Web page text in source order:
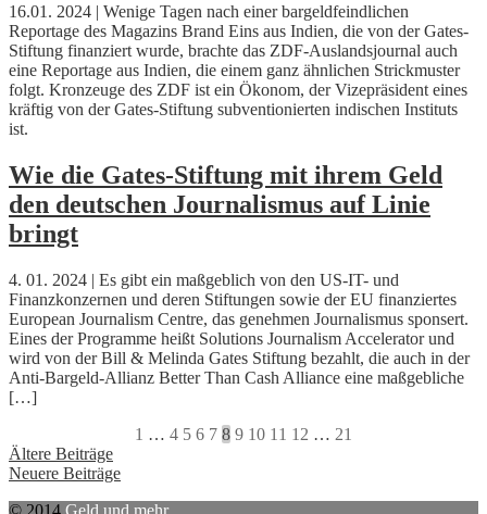
16.01. 2024 | Wenige Tagen nach einer bargeldfeindlichen
Reportage des Magazins Brand Eins aus Indien, die von der Gates-
Stiftung finanziert wurde, brachte das ZDF-Auslandsjournal auch
eine Reportage aus Indien, die einem ganz ähnlichen Strickmuster
folgt. Kronzeuge des ZDF ist ein Ökonom, der Vizepräsident eines
kräftig von der Gates-Stiftung subventionierten indischen Instituts
ist.
Wie die Gates-Stiftung mit ihrem Geld
den deutschen Journalismus auf Linie
bringt
4. 01. 2024 | Es gibt ein maßgeblich von den US-IT- und
Finanzkonzernen und deren Stiftungen sowie der EU finanziertes
European Journalism Centre, das genehmen Journalismus sponsert.
Eines der Programme heißt Solutions Journalism Accelerator und
wird von der Bill & Melinda Gates Stiftung bezahlt, die auch in der
Anti-Bargeld-Allianz Better Than Cash Alliance eine maßgebliche
[…]
1 … 4 5 6 7 8 9 10 11 12 … 21
Beitragsnavigation
Ältere Beiträge
Neuere Beiträge
© 2014 Geld und mehr